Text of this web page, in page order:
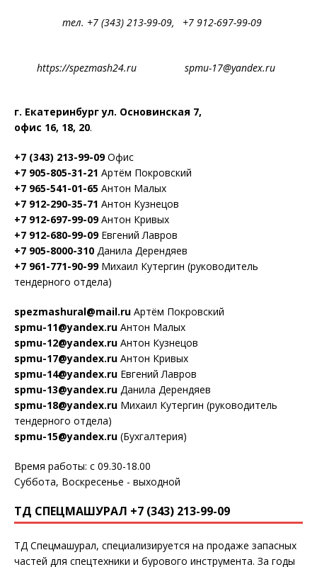
тел. +7 (343) 213-99-09, +7 912-697-99-09
https://spezmash24.ru spmu-17@yandex.ru
г. Екатеринбург ул. Основинская 7,
офис 16, 18, 20.
+7 (343) 213-99-09Офис
+7 905-805-31-21 Артём Покровский
+7 965-541-01-65 Антон Малых
+7 912-290-35-71 Антон Кузнецов
+7 912-697-99-09Антон Кривых
+7 912-680-99-09Евгений Лавров
+7 905-8000-310 Данила Дерендяев
+7 961-771-90-99Михаил Кутергин (руководитель
тендерного отдела)
spezmashural@mail.ru Артём Покровский
spmu-11@yandex.ru Антон Малых
spmu-12@yandex.ru Антон Кузнецов
spmu-17@yandex.ru Антон Кривых
spmu-14@yandex.ru Евгений Лавров
spmu-13@yandex.ru Данила Дерендяев
spmu-18@yandex.ru Михаил Кутергин (руководитель
тендерного отдела)
spmu-15@yandex.ru (Бухгалтерия)
Время работы: с 09.30-18.00
Суббота, Воскресенье - выходной
ТД СПЕЦМАШУРАЛ +7 (343) 213-99-09
ТД Спецмашурал, специализируется на продаже запасных
частей для спецтехники и бурового инструмента. За годы